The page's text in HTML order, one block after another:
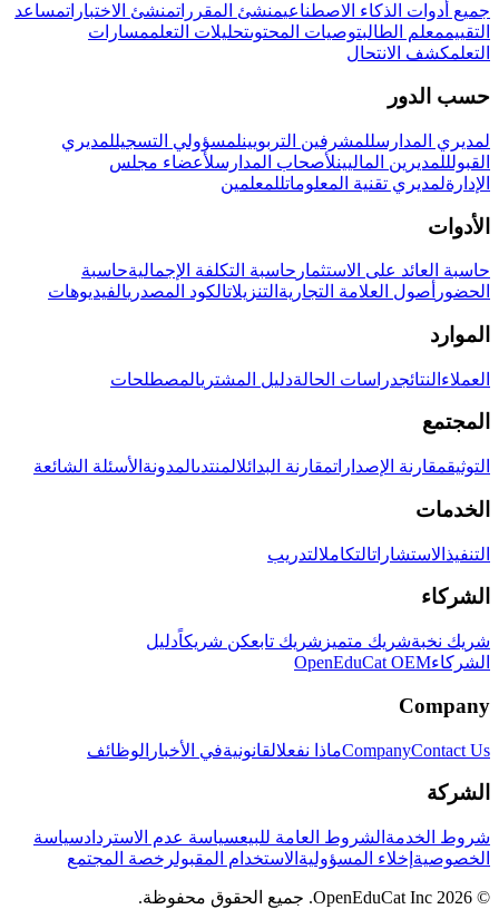
جميع أدوات الذكاء الاصطناعيمنشئ المقرراتمنشئ الاختباراتمساعد
التقييممعلم الطالبتوصيات المحتوىتحليلات التعلممسارات
التعلمكشف الانتحال
حسب الدور
لمديري المدارسللمشرفين التربويينلمسؤولي التسجيللمديري
القبولللمديرين الماليينلأصحاب المدارسلأعضاء مجلس
الإدارةلمديري تقنية المعلوماتللمعلمين
الأدوات
حاسبة العائد على الاستثمار حاسبة التكلفة الإجماليةحاسبة
الحضور أصول العلامة التجارية التنزيلاتالكود المصدريالفيديوهات
الموارد
العملاء النتائجدراسات الحالةدليل المشتريالمصطلحات
المجتمع
التوثيقمقارنة الإصداراتمقارنة البدائلالمنتدىالمدونة الأسئلة الشائعة
الخدمات
التنفيذ الاستشاراتالتكاملالتدريب
الشركاء
شريك نخبةشريك متميز شريك تابعكن شريكاًدليل
الشركاءOpenEduCat OEM
Company
CompanyContact Us ماذا نفعلالقانونيةفي الأخبار الوظائف
الشركة
شروط الخدمة الشروط العامة للبيعسياسة عدم الاستردادسياسة
الخصوصية إخلاء المسؤولية الاستخدام المقبولرخصة المجتمع
© 2026 OpenEduCat Inc. جميع الحقوق محفوظة.